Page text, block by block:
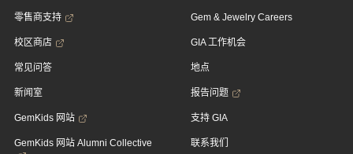
零售商支持
校区商店
常见问答
新闻室
GemKids 网站
GemKids 网站 Alumni Collective
Gem & Jewelry Careers
GIA 工作机会
地点
报告问题
支持 GIA
联系我们